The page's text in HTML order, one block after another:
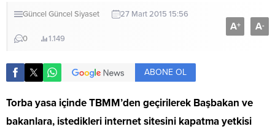
Güncel Güncel Siyaset 27 Mart 2015 15:56
0 1.149
A+ A-
ABONE OL
Torba yasa içinde TBMM’den geçirilerek Başbakan ve
bakanlara, istedikleri internet sitesini kapatma yetkisi